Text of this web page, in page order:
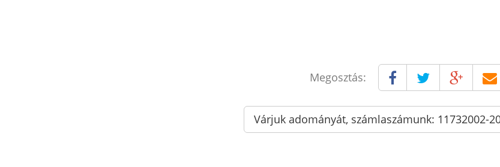
Megosztás:
Várjuk adományát, számlaszámunk: 11732002-